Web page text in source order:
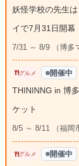
妖怪学校の先生
イで7月31日開幕
7/31 ～ 8/9 （博多
グルメ 開催中
THININNG in 博
ケット
8/5 ～ 8/11 （福岡
グルメ 開催中